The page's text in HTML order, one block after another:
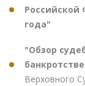
Российской
года"
"Обзор
Верховного